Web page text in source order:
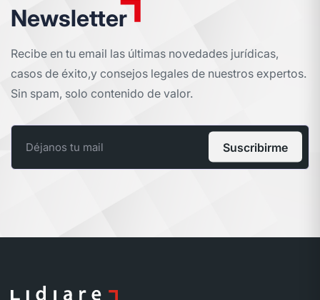
Newsletter
Recibe en tu email las últimas novedades jurídicas,
casos de éxito,y consejos legales de nuestros expertos.
Sin spam, solo contenido de valor.
Suscribirme